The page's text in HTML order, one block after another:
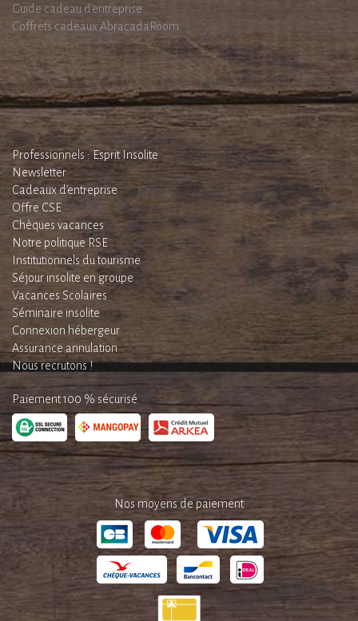
Guide cadeau d'entreprise
Coffrets cadeaux AbracadaRoom
Professionnels : Esprit Insolite
Newsletter
Cadeaux d'entreprise
Offre CSE
Chèques vacances
Notre politique RSE
Institutionnels du tourisme
Séjour insolite en groupe
Vacances Scolaires
Séminaire insolite
Connexion hébergeur
Assurance annulation
Nous recrutons !
Paiement 100 % sécurisé
Nos moyens de paiement